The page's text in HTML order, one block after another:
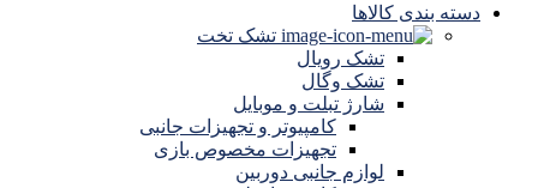
دسته بندی کالاها
تشک تخت
تشک رویال
تشک وگال
شارژ تبلت و موبایل
کامپیوتر و تجهیزات جانبی
تجهیزات مخصوص بازی
لوازم جانبی دوربین